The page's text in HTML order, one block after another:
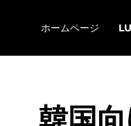
ホームページ